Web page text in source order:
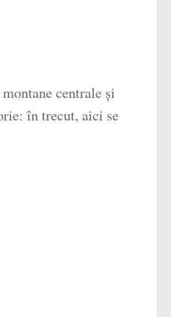
centrale și
în trecut, aici se